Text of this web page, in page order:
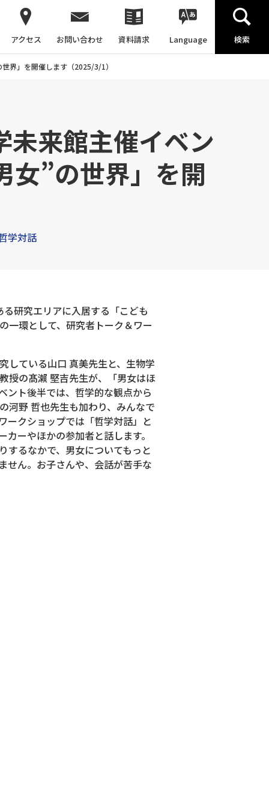
アクセス お問い合わせ 資料請求 Language 検索
界」を開催します（2025/3/1）
来館主催イベン
女”の世界」を開
学対話
研究エリアに入居する「こども
一環として、研究者トーク＆ワー
している山口 真美先生と、生物学
授の髙瀨 堅吉先生が、「男女はほ
ント後半では、哲学的な観点から
河野 哲也先生も加わり、みんなで
ークショップでは「哲学対話」と
ーやほかの参加者と話します。
するなかで、男女についてもっと
せん。お子さんや、会話が苦手な